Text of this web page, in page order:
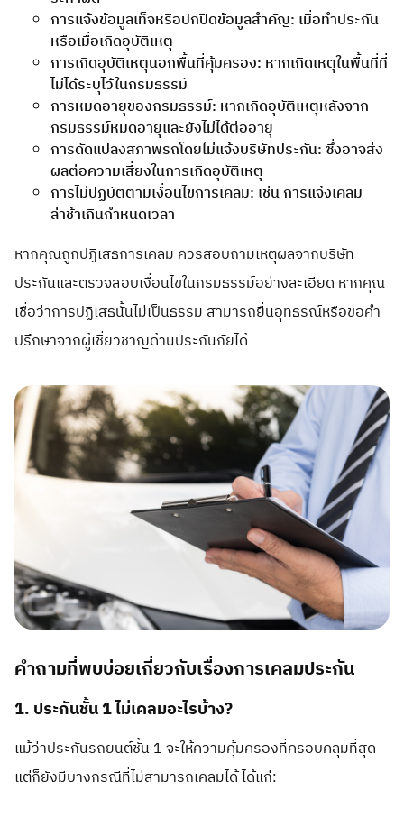
การแจ้งข้อมูลเท็จหรือปกปิดข้อมูลสำคัญ: เมื่อทำประกัน
หรือเมื่อเกิดอุบัติเหตุ
การเกิดอุบัติเหตุนอกพื้นที่คุ้มครอง: หากเกิดเหตุในพื้นที่ที่
ไม่ได้ระบุไว้ในกรมธรรม์
การหมดอายุของกรมธรรม์: หากเกิดอุบัติเหตุหลังจาก
กรมธรรม์หมดอายุและยังไม่ได้ต่ออายุ
การดัดแปลงสภาพรถโดยไม่แจ้งบริษัทประกัน: ซึ่งอาจส่ง
ผลต่อความเสี่ยงในการเกิดอุบัติเหตุ
การไม่ปฏิบัติตามเงื่อนไขการเคลม: เช่น การแจ้งเคลม
ล่าช้าเกินกำหนดเวลา
หากคุณถูกปฏิเสธการเคลม ควรสอบถามเหตุผลจากบริษัท
ประกันและตรวจสอบเงื่อนไขในกรมธรรม์อย่างละเอียด หากคุณ
เชื่อว่าการปฏิเสธนั้นไม่เป็นธรรม สามารถยื่นอุทธรณ์หรือขอคำ
ปรึกษาจากผู้เชี่ยวชาญด้านประกันภัยได้
คำถามที่พบบ่อยเกี่ยวกับเรื่องการเคลมประกัน
1. ประกันชั้น 1 ไม่เคลมอะไรบ้าง?
แม้ว่าประกันรถยนต์ชั้น 1 จะให้ความคุ้มครองที่ครอบคลุมที่สุด
แต่ก็ยังมีบางกรณีที่ไม่สามารถเคลมได้ ได้แก่: